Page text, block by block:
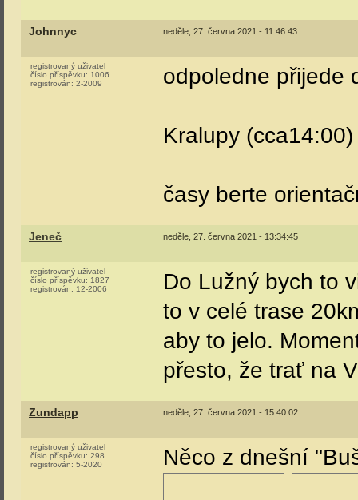
Johnnyc neděle, 27. června 2021 - 11:46:43
registrovaný uživatel
číslo příspěvku: 1006
registrován: 2-2009 odpoledne přijede
Kralupy
časy berte
Jeneč neděle, 27. června 2021 - 13:34:45
registrovaný uživatel
číslo příspěvku: 1827
registrován: 12-2006
Do Lužný bych to
to v celé trase
aby to jelo.
přesto, že trať na
Zundapp neděle, 27. června 2021 - 15:40:02
registrovaný uživatel
číslo příspěvku: 298
registrován: 5-2020 Něco z dnešní